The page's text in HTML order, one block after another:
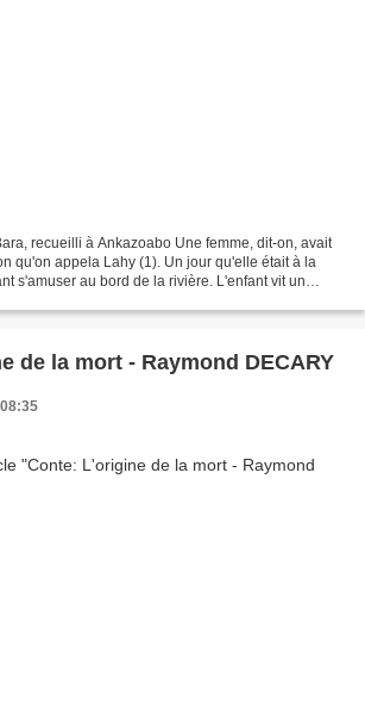
recueilli à Ankazoabo Une femme, dit-on, avait
qu'on appela Lahy (1). Un jour qu'elle était à la
s'amuser au bord de la rivière. L'enfant vit un
de la mort - Raymond DECARY